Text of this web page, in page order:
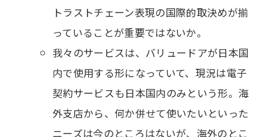
トラストチェーン表現の国際的取決めが揃
っていることが重要ではないか。
我々のサービスは、バリュードアが日本国
内で使用する形になっていて、現況は電子
契約サービスも日本国内のみという形。海
外支店から、何か併せて使いたいといった
ニーズは今のところはないが、海外のとこ